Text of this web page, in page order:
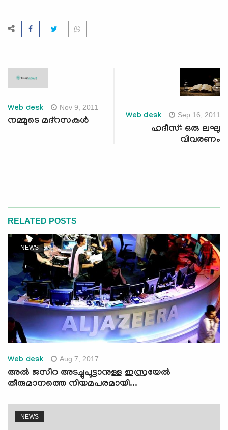
Web desk Nov 9, 2011
നമ്മുടെ മദ്‌റസകള്‍
Web desk Sep 16, 2011
ഹദീസ്: ഒരു ലഘു
വിവരണം
RELATED POSTS
NEWS
Web desk Aug 7, 2017
അല്‍ ജസീറ അടച്ചുപൂട്ടാനുള്ള ഇസ്രയേല്‍
തീരുമാനത്തെ നിയമപരമായി...
NEWS